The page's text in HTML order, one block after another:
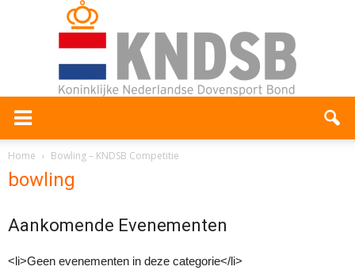
Home Bowling – KNDSB Competitie
bowling
Aankomende Evenementen
<li>Geen evenementen in deze categorie</li>